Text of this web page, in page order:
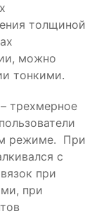
толщиной
можно
тонкими.
трехмерное
режиме. При
с
при
при